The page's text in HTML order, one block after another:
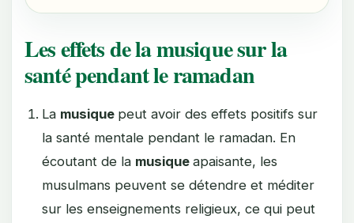
Les effets de la musique sur la
santé pendant le ramadan
La musique peut avoir des effets positifs sur
la santé mentale pendant le ramadan. En
écoutant de la musique apaisante, les
musulmans peuvent se détendre et méditer
sur les enseignements religieux, ce qui peut